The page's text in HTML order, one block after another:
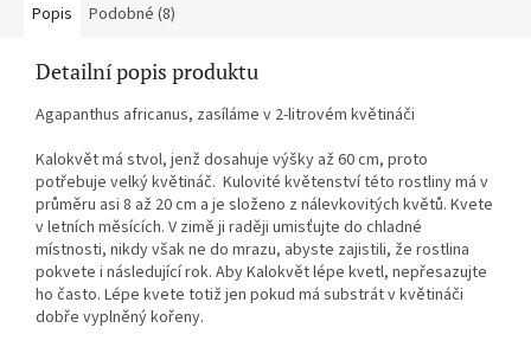
Popis Podobné (8)
Detailní popis produktu
Agapanthus africanus, zasíláme v 2-litrovém květináči
Kalokvět má stvol, jenž dosahuje výšky až 60 cm, proto
potřebuje velký květináč. Kulovité květenství této rostliny má v
průměru asi 8 až 20 cm a je složeno z nálevkovitých květů. Kvete
v letních měsících. V zimě ji raději umisťujte do chladné
místnosti, nikdy však ne do mrazu, abyste zajistili, že rostlina
pokvete i následující rok. Aby Kalokvět lépe kvetl, nepřesazujte
ho často. Lépe kvete totiž jen pokud má substrát v květináči
dobře vyplněný kořeny.